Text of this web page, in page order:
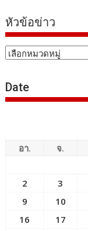
หัวข้อข่าว
หัวข้อ
Date
อา. จ.
2
3
9
10
16
17